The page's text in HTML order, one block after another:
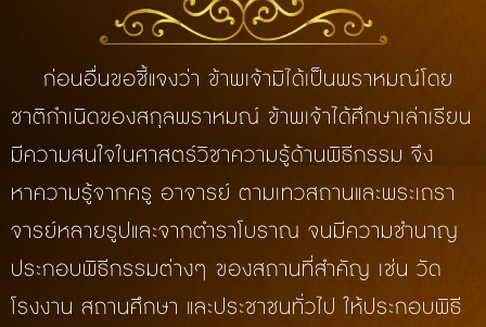
ก่อนอื่นขอชี้แจงว่า ข้าพเจ้ามิได้เป็นพราหมณ์โดย
ชาติกำเนิดของสกุลพราหมณ์ ข้าพเจ้าได้ศึกษาเล่าเรียน
มีความสนใจในศาสตร์วิชาความรู้ด้านพิธีกรรม จึง
หาความรู้จากครู อาจารย์ ตามเทวสถานและพระเถรา
จารย์หลายรูปและจากตำราโบราณ จนมีความชำนาญ
ประกอบพิธีกรรมต่างๆ ของสถานที่สำคัญ เช่น วัด
โรงงาน สถานศึกษา และประชาชนทั่วไป ให้ประกอบพิธี